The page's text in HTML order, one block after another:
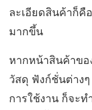
ละเอียดสินค้าก็คื
มากขึ้น
หากหน้าสินค้าขอ
วัสดุ ฟังก์ชั่นต่าง
การใช้งาน ก็จะ